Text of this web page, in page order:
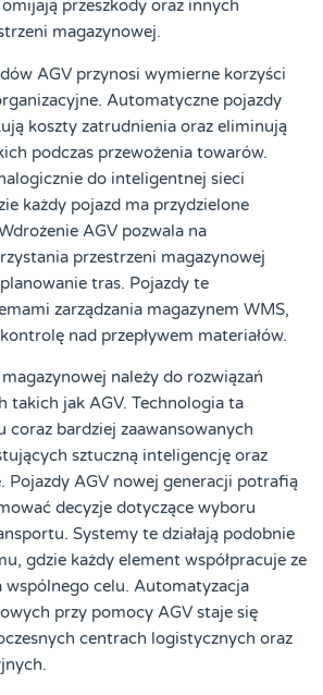
przeszkody oraz innych
magazynowej.
AGV przynosi wymierne korzyści
Automatyczne pojazdy
koszty zatrudnienia oraz eliminują
podczas przewożenia towarów.
do inteligentnej sieci
każdy pojazd ma przydzielone
AGV pozwala na
przestrzeni magazynowej
tras. Pojazdy te
zarządzania magazynem WMS,
nad przepływem materiałów.
należy do rozwiązań
takich jak AGV. Technologia ta
coraz bardziej zaawansowanych
sztuczną inteligencję oraz
Pojazdy AGV nowej generacji potrafią
decyzje dotyczące wyboru
Systemy te działają podobnie
gdzie każdy element współpracuje ze
wspólnego celu. Automatyzacja
przy pomocy AGV staje się
centrach logistycznych oraz